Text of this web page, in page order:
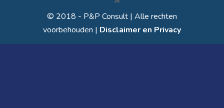
© 2018 - P&P Consult | Alle rechten
voorbehouden | Disclaimer en Privacy